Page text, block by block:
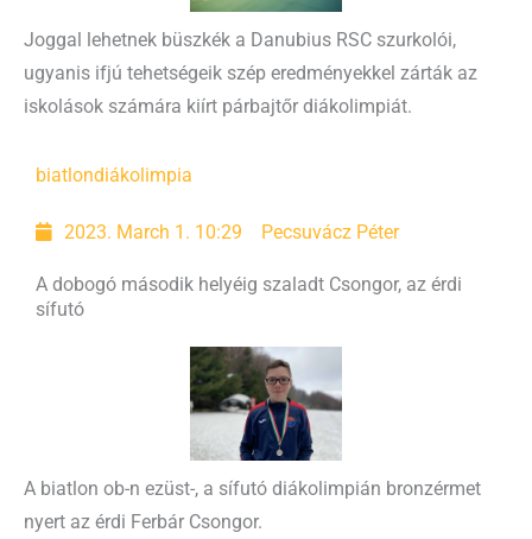
Joggal lehetnek büszkék a Danubius RSC szurkolói,
ugyanis ifjú tehetségeik szép eredményekkel zárták az
iskolások számára kiírt párbajtőr diákolimpiát.
biatlondiákolimpia
2023. March 1. 10:29 Pecsuvácz Péter
A dobogó második helyéig szaladt Csongor, az érdi
sífutó
A biatlon ob-n ezüst-, a sífutó diákolimpián bronzérmet
nyert az érdi Ferbár Csongor.